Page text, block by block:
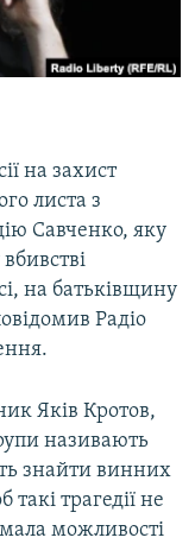
на захист
листа з
Савченко, яку
на батьківщину
Радіо
Яків Кротов,
називають
знайти винних
такі трагедії не
можливості